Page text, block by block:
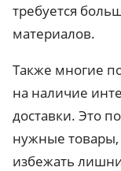
требуется
материалов.
Также многие
на наличие
доставки. Это
нужные товары,
избежать